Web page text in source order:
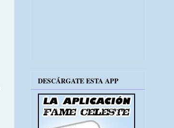
DESCÁRGATE ESTA APP